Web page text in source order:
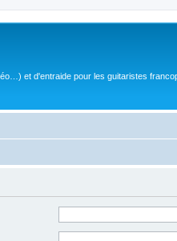
et d'entraide pour les guitaristes